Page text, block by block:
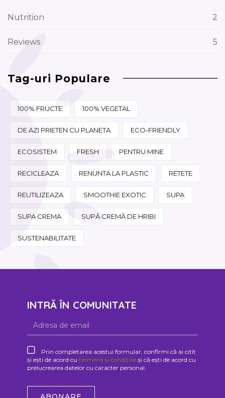
Nutrition 2
Reviews 5
Tag-uri Populare
100% FRUCTE 100% VEGETAL
DE AZI PRIETEN CU PLANETA ECO-FRIENDLY
ECOSISTEM FRESH PENTRU MINE
RECICLEAZA RENUNTA LA PLASTIC RETETE
REUTILIZEAZA SMOOTHIE EXOTIC SUPA
SUPA CREMA SUPĂ CREMĂ DE HRIBI
SUSTENABILITATE
INTRĂ ÎN COMUNITATE
Prin completarea acestui formular, confirmi că ai citit
și ești de acord cu termenii si condițiile și că ești de acord cu
prelucrearea datelor cu caracter personal.